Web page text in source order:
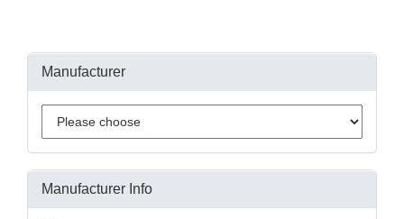
Manufacturer
Manufacturer Info